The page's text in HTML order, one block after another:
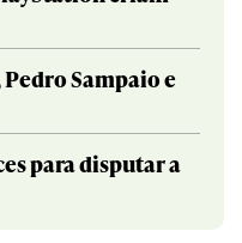
Sampaio e
para disputar a